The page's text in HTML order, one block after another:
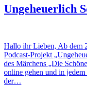
Ungeheuerlich
Hallo ihr Lieben, Ab dem
Podcast-Projekt
des Märchens „Die
online gehen und in
der…